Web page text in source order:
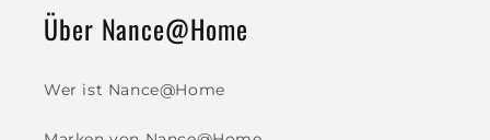
Über Nance@Home
Wer ist Nance@Home